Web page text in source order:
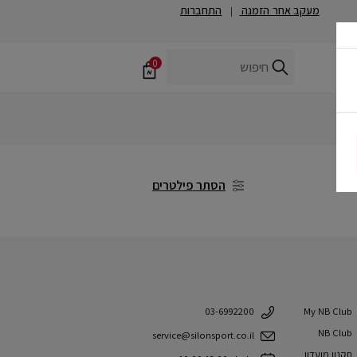
מעקב אחר הזמנה | התחברות
0
הסתר פילטרים
My NB Club
NB Club
03-6992200
service@silonsport.co.il